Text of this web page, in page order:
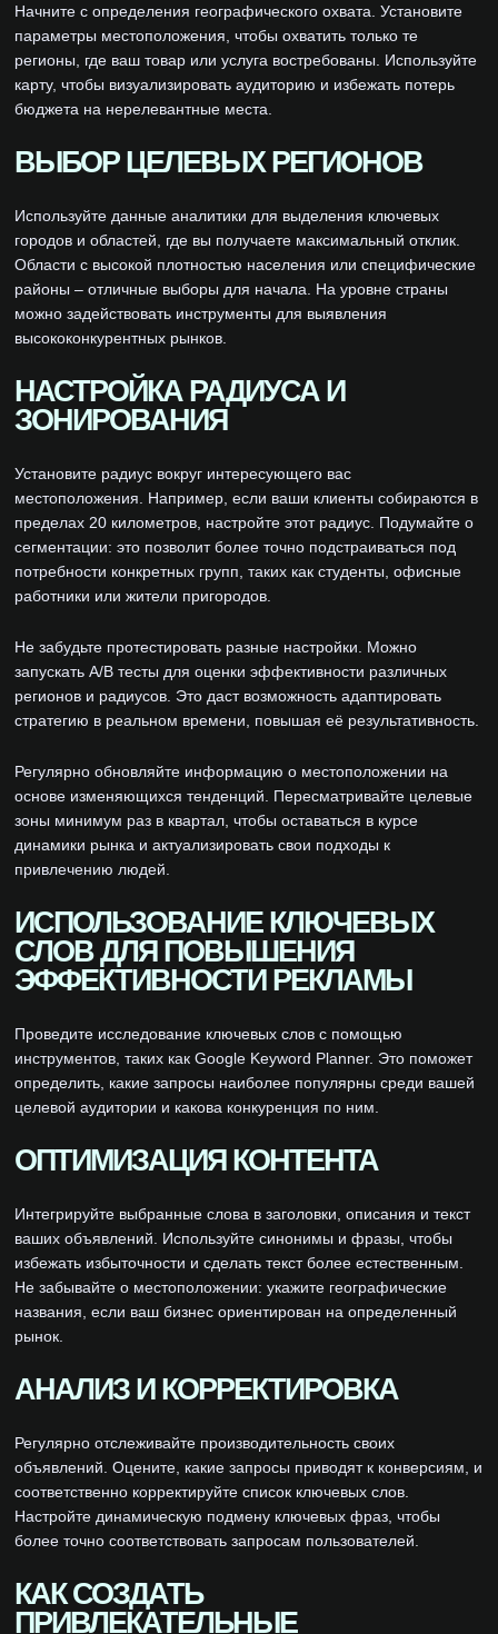
Начните с определения географического охвата. Установите
параметры местоположения, чтобы охватить только те
регионы, где ваш товар или услуга востребованы. Используйте
карту, чтобы визуализировать аудиторию и избежать потерь
бюджета на нерелевантные места.
ВЫБОР ЦЕЛЕВЫХ РЕГИОНОВ
Используйте данные аналитики для выделения ключевых
городов и областей, где вы получаете максимальный отклик.
Области с высокой плотностью населения или специфические
районы – отличные выборы для начала. На уровне страны
можно задействовать инструменты для выявления
высококонкурентных рынков.
НАСТРОЙКА РАДИУСА И
ЗОНИРОВАНИЯ
Установите радиус вокруг интересующего вас
местоположения. Например, если ваши клиенты собираются в
пределах 20 километров, настройте этот радиус. Подумайте о
сегментации: это позволит более точно подстраиваться под
потребности конкретных групп, таких как студенты, офисные
работники или жители пригородов.
Не забудьте протестировать разные настройки. Можно
запускать A/B тесты для оценки эффективности различных
регионов и радиусов. Это даст возможность адаптировать
стратегию в реальном времени, повышая её результативность.
Регулярно обновляйте информацию о местоположении на
основе изменяющихся тенденций. Пересматривайте целевые
зоны минимум раз в квартал, чтобы оставаться в курсе
динамики рынка и актуализировать свои подходы к
привлечению людей.
ИСПОЛЬЗОВАНИЕ КЛЮЧЕВЫХ
СЛОВ ДЛЯ ПОВЫШЕНИЯ
ЭФФЕКТИВНОСТИ РЕКЛАМЫ
Проведите исследование ключевых слов с помощью
инструментов, таких как Google Keyword Planner. Это поможет
определить, какие запросы наиболее популярны среди вашей
целевой аудитории и какова конкуренция по ним.
ОПТИМИЗАЦИЯ КОНТЕНТА
Интегрируйте выбранные слова в заголовки, описания и текст
ваших объявлений. Используйте синонимы и фразы, чтобы
избежать избыточности и сделать текст более естественным.
Не забывайте о местоположении: укажите географические
названия, если ваш бизнес ориентирован на определенный
рынок.
АНАЛИЗ И КОРРЕКТИРОВКА
Регулярно отслеживайте производительность своих
объявлений. Оцените, какие запросы приводят к конверсиям, и
соответственно корректируйте список ключевых слов.
Настройте динамическую подмену ключевых фраз, чтобы
более точно соответствовать запросам пользователей.
КАК СОЗДАТЬ
ПРИВЛЕКАТЕЛЬНЫЕ